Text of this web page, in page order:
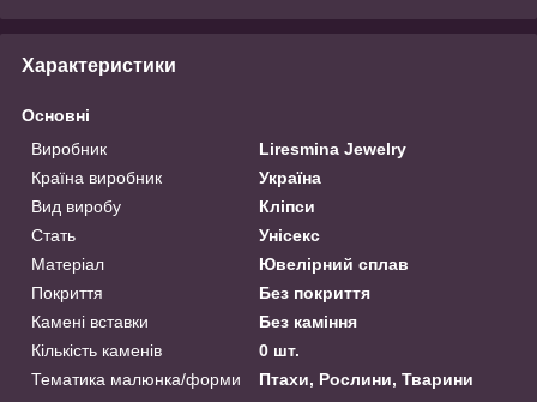
Характеристики
Основні
Виробник
Liresmina Jewelry
Країна виробник
Україна
Вид виробу
Кліпси
Стать
Унісекс
Матеріал
Ювелірний сплав
Покриття
Без покриття
Камені вставки
Без каміння
Кількість каменів
0 шт.
Тематика малюнка/форми
Птахи, Рослини, Тварини